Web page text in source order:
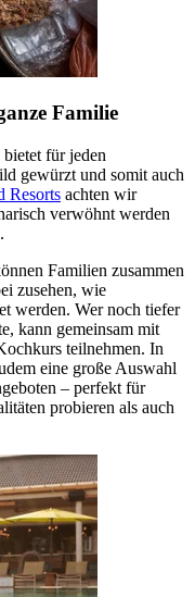
Familie
für jeden
gewürzt und somit auch
Resorts achten wir
verwöhnt werden
Familien zusammen
zusehen, wie
werden. Wer noch tiefer
kann gemeinsam mit
teilnehmen. In
eine große Auswahl
– perfekt für
probieren als auch